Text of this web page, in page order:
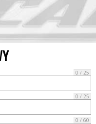
0 / 25
0 / 25
0 / 60